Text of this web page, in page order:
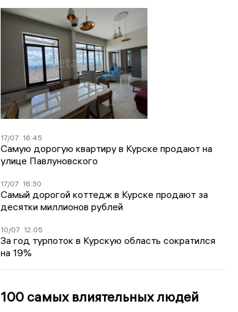
17/07 16:45
Самую дорогую квартиру в Курске продают на
улице Павлуновского
17/07 16:30
Самый дорогой коттедж в Курске продают за
десятки миллионов рублей
10/07 12:05
За год турпоток в Курскую область сократился
на 19%
100 самых влиятельных людей